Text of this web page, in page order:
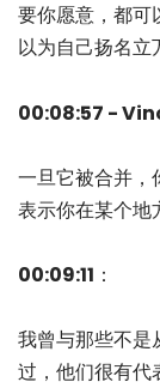
要你愿意，都可
以为自己扬名立
00:08:57 -
一旦它被合并，
表示你在某个地
00:09:11 ：
我曾与那些不是
过，他们很有代